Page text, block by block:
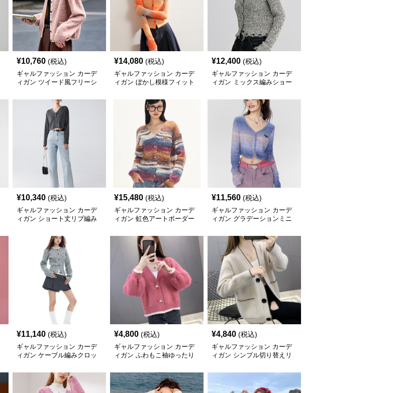
¥10,760 (税込)
ギャルファッション カーデ
ィガン ツイード風フリーシ
¥14,080 (税込)
ギャルファッション カーデ
ィガン ぼかし模様フィット
¥12,400 (税込)
ギャルファッション カーデ
ィガン ミックス編みショー
¥10,340 (税込)
ギャルファッション カーデ
ィガン ショート丈リブ編み
¥15,480 (税込)
ギャルファッション カーデ
ィガン 虹色アートボーダー
¥11,560 (税込)
ギャルファッション カーデ
ィガン グラデーションミニ
¥11,140 (税込)
ギャルファッション カーデ
ィガン ケーブル編みクロッ
¥4,800 (税込)
ギャルファッション カーデ
ィガン ふわもこ袖ゆったり
¥4,840 (税込)
ギャルファッション カーデ
ィガン シンプル切り替えリ